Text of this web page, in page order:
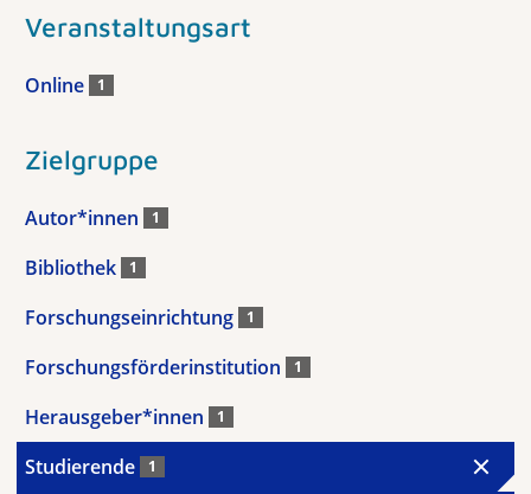
Veranstaltungsart
Online 1
Zielgruppe
Autor*innen 1
Bibliothek 1
Forschungseinrichtung 1
Forschungsförderinstitution 1
Herausgeber*innen 1
Studierende 1